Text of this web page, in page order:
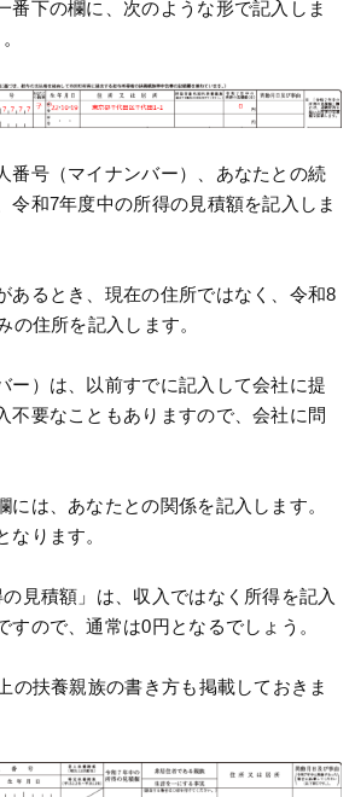
番下の欄に、次のような形で記入しま
番号（マイナンバー）、あなたとの続
令和7年度中の所得の見積額を記入しま
あるとき、現在の住所ではなく、令和8
の住所を記入します。
ー）は、以前すでに記入して会社に提
不要なこともありますので、会社に問
には、あなたとの関係を記入します。
なります。
の見積額」は、収入ではなく所得を記入
すので、通常は0円となるでしょう。
の扶養親族の書き方も掲載しておきま